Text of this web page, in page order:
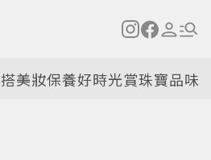
美妝保養好時光賞珠寶品味